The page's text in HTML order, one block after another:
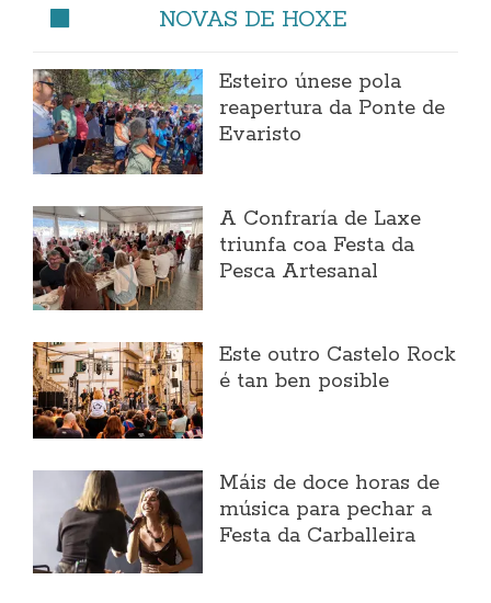
NOVAS DE HOXE
Esteiro únese pola
reapertura da Ponte de
Evaristo
A Confraría de Laxe
triunfa coa Festa da
Pesca Artesanal
Este outro Castelo Rock
é tan ben posible
Máis de doce horas de
música para pechar a
Festa da Carballeira